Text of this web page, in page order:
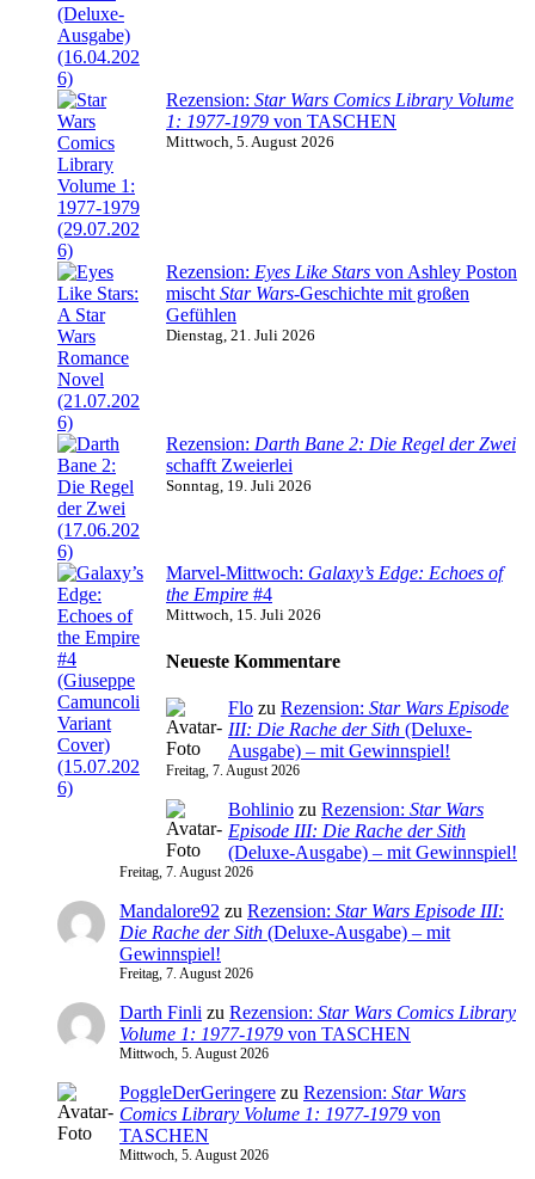
Rezension: Star Wars Comics Library Volume
1: 1977-1979 von TASCHEN
Mittwoch, 5. August 2026
Rezension: Eyes Like Stars von Ashley Poston
mischt Star Wars-Geschichte mit großen
Gefühlen
Dienstag, 21. Juli 2026
Rezension: Darth Bane 2: Die Regel der Zwei
schafft Zweierlei
Sonntag, 19. Juli 2026
Marvel-Mittwoch: Galaxy’s Edge: Echoes of
the Empire #4
Mittwoch, 15. Juli 2026
Neueste Kommentare
Flo zu Rezension: Star Wars Episode
III: Die Rache der Sith (Deluxe-
Ausgabe) – mit Gewinnspiel!
Freitag, 7. August 2026
Bohlinio zu Rezension: Star Wars
Episode III: Die Rache der Sith
(Deluxe-Ausgabe) – mit Gewinnspiel!
Freitag, 7. August 2026
Mandalore92 zu Rezension: Star Wars Episode III:
Die Rache der Sith (Deluxe-Ausgabe) – mit
Gewinnspiel!
Freitag, 7. August 2026
Darth Finli zu Rezension: Star Wars Comics Library
Volume 1: 1977-1979 von TASCHEN
Mittwoch, 5. August 2026
PoggleDerGeringere zu Rezension: Star Wars
Comics Library Volume 1: 1977-1979 von
TASCHEN
Mittwoch, 5. August 2026